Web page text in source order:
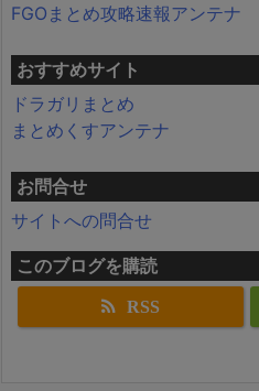
FGOまとめ攻略速報アンテナ
おすすめサイト
ドラガリまとめ
まとめくすアンテナ
お問合せ
サイトへの問合せ
このブログを購読
RSS